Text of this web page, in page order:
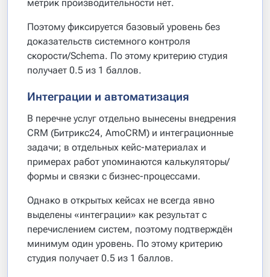
метрик производительности нет.
Поэтому фиксируется базовый уровень без
доказательств системного контроля
скорости/Schema. По этому критерию студия
получает 0.5 из 1 баллов.
Интеграции и автоматизация
В перечне услуг отдельно вынесены внедрения
CRM (Битрикс24, AmoCRM) и интеграционные
задачи; в отдельных кейс-материалах и
примерах работ упоминаются калькуляторы/
формы и связки с бизнес-процессами.
Однако в открытых кейсах не всегда явно
выделены «интеграции» как результат с
перечислением систем, поэтому подтверждён
минимум один уровень. По этому критерию
студия получает 0.5 из 1 баллов.